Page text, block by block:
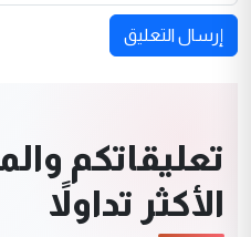
إرسال التعليق
تعليقاتكم
الأكثر تداولاً